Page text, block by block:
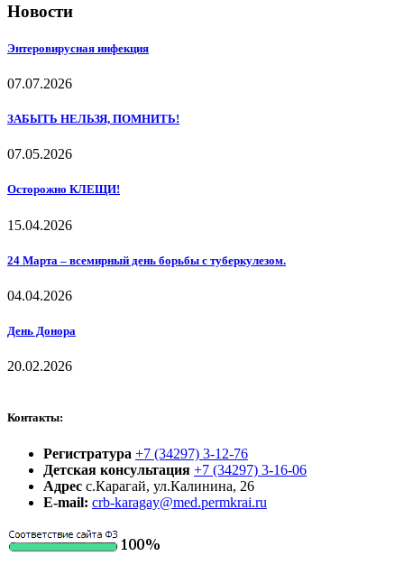
Новости
Энтеровирусная инфекция
07.07.2026
ЗАБЫТЬ НЕЛЬЗЯ, ПОМНИТЬ!
07.05.2026
Осторожно КЛЕЩИ!
15.04.2026
24 Марта – всемирный день борьбы с туберкулезом.
04.04.2026
День Донора
20.02.2026
Контакты:
Регистратура +7 (34297) 3-12-76
Детская консультация +7 (34297) 3-16-06
Адрес с.Карагай, ул.Калинина, 26
E-mail: crb-karagay@med.permkrai.ru